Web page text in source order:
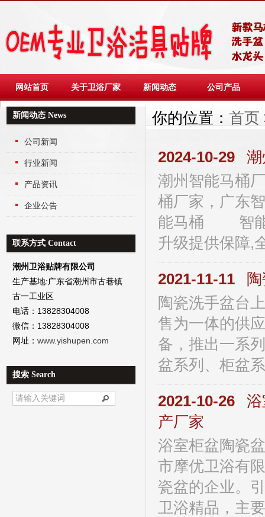
网站首页 关于卫浴厂家 新闻动态 公司产品
新闻动态 News
公司新闻
行业新闻
产品资讯
企业公告
联系方式 Contact
潮州卫浴贴牌有限公司
生产基地:广东省潮州市古巷镇
古一工业区
电话：13828304008
微信：13828304008
网址： www.yishupen.com
搜索 Search
你的位置： 首页
2024-10-29
潮州智能马桶
桶厂家，广东
能马桶 智能
升级提供保障,
2021-11-11
陶瓷洗手盆台
售为一体的供
备，推出一系
盆系列、柜盆
2021-10-26
产厂家
浴室柜盆陶瓷
市摩优卫浴有
瓷盆的企业。
卫浴精品，主